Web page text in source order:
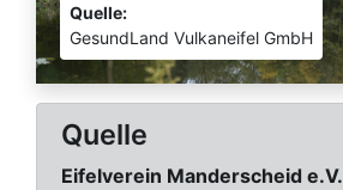
Quelle:
GesundLand Vulkaneifel GmbH
Quelle
Eifelverein Manderscheid e.V.